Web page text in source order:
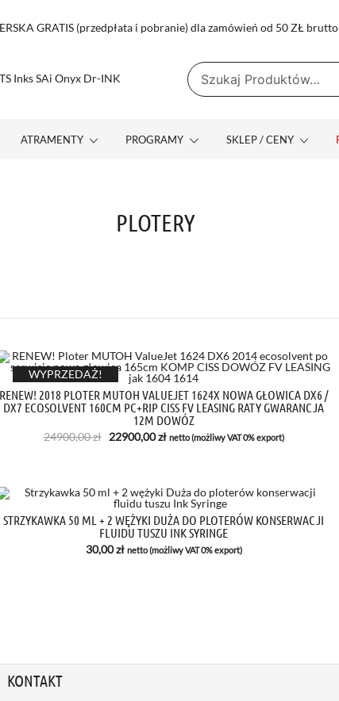
GRATIS (przedpłata i pobranie) dla zamówień od 50 ZŁ
TENETH STS INKS SAI ONYX DR-INK
Szukaj:
ATRAMENTY PROGRAMY SKLEP / CENY
PLOTERY
WYPRZEDAŻ!
RENEW! 2018 PLOTER MUTOH VALUEJET 1624X NOWA GŁOWICA DX6 /
DX7 ECOSOLVENT 160CM PC+RIP CISS FV LEASING RATY GWARANCJA
12M DOWÓZ
24900,00zł
Pierwotna
22900,00złAktualna
netto (możliwy VAT 0% export)
STRZYKAWKA 50 ML + 2 WĘŻYKI DUŻA DO PLOTERÓW KONSERWACJI
FLUIDU TUSZU INK SYRINGE
30,00zł netto (możliwy VAT 0% export)
KONTAKT